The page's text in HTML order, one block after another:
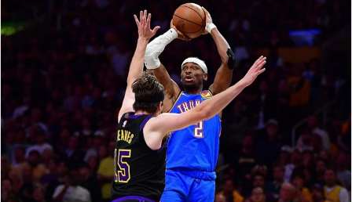
email